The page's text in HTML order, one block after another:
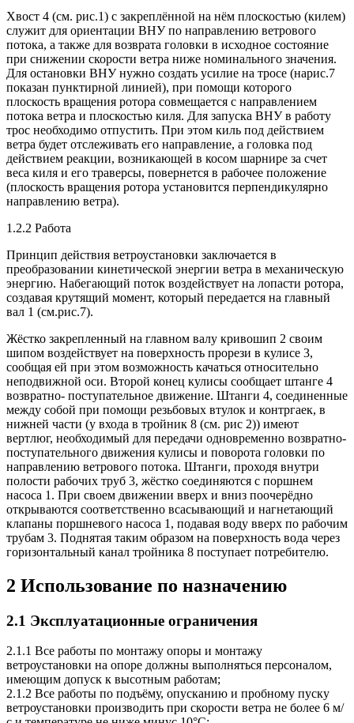
Хвост 4 (см. рис.1) с закреплённой на нём плоскостью (килем)
служит для ориентации ВНУпо направлению ветрового
потока, а также для возврата головки в исходное состояние
при снижении скорости ветра ниже номинального значения.
Для остановки ВНУнужно создать усилие на тросе (нарис.7
показан пунктирной линией), при помощи которого
плоскость вращения ротора совмещается с направлением
потока ветра и плоскостью киля. Для запуска ВНУв работу
трос необходимо отпустить. При этом киль под действием
ветра будет отслеживать его направление, а головка под
действием реакции, возникающей в косом шарнире за счет
веса киля и его траверсы, повернется в рабочее положение
(плоскость вращения ротора установится перпендикулярно
направлению ветра).
1.2.2 Работа
Принцип действия ветроустановки заключается в
преобразовании кинетической энергии ветра в механическую
энергию. Набегающий поток воздействует на лопасти ротора,
создавая крутящий момент, который передается на главный
вал 1 (см.рис.7).
Жёстко закрепленный на главном валу кривошип 2 своим
шипом воздействует на поверхность прорези в кулисе 3,
сообщая ей при этом возможность качаться относительно
неподвижной оси. Второй конец кулисы сообщает штанге 4
возвратно- поступательное движение. Штанги 4, соединенные
между собой при помощи резьбовых втулок и контргаек, в
нижней части (у входа в тройник 8 (см. рис 2)) имеют
вертлюг, необходимый для передачи одновременно возвратно-
поступательного движения кулисы и поворота головки по
направлению ветрового потока. Штанги, проходя внутри
полости рабочих труб 3, жёстко соединяются с поршнем
насоса 1. При своем движении вверх и вниз поочерёдно
открываются соответственно всасывающий и нагнетающий
клапаны поршневого насоса 1, подавая воду вверх по рабочим
трубам 3. Поднятая таким образом на поверхность вода через
горизонтальный канал тройника 8 поступает потребителю.
2 Использование по назначению
2.1 Эксплуатационные ограничения
2.1.1 Все работы по монтажу опоры и монтажу
ветроустановки на опоре должны выполняться персоналом,
имеющим допуск к высотным работам;
2.1.2 Все работы по подъёму, опусканию и пробному пуску
ветроустановки производить при скорости ветра не более 6 м/